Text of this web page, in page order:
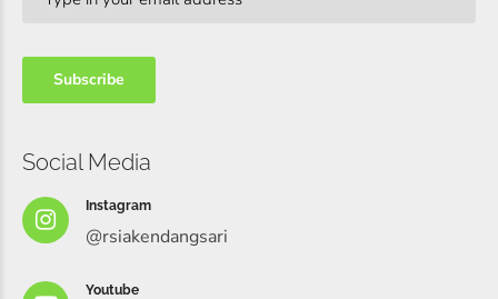
Social Media
Instagram
@rsiakendangsari
Youtube